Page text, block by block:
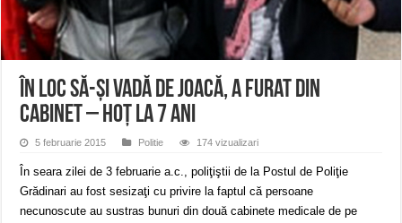
ANUNŢ OPRIRE APĂ în CARANSEBEȘ avarie
ANUNȚ OPRIRE APĂ în Reșița, cartier Țerova – avarie – 04.08.2026
În loc să-și vadă de joacă, a furat din
cabinet – hoț la 7 ani
5 februarie 2015 Politie 174 vizualizari
În seara zilei de 3 februarie a.c., poliţiştii de la Postul de Poliţie
Grădinari au fost sesizaţi cu privire la faptul că persoane
necunoscute au sustras bunuri din două cabinete medicale de pe